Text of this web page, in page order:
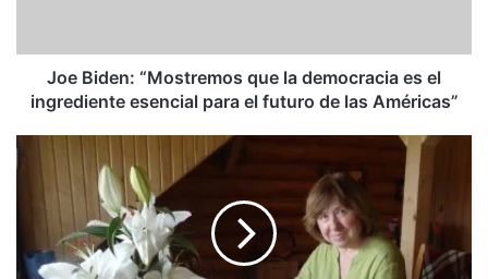
ingrediente
esencial
para
de
Américas”
Joe Biden: “Mostremos que la democracia es el
ingrediente esencial para el futuro de las Américas”
Frase
de
semana:
Svetlana
Alexiévich